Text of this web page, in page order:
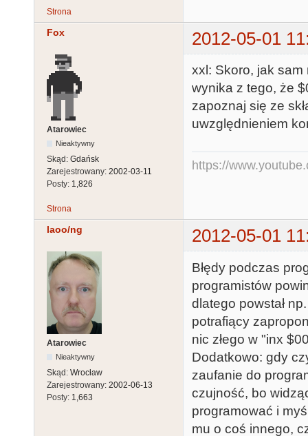
Strona
Fox 2012-05-01
Atarowiec
Nieaktywny
Skąd: Gdańsk
Zarejestrowany: 2002-03-11
Posty: 1,826
xxl: Skoro, jak sam
wynika z tego, że
zapoznaj się ze
uwzględnieniem
https://
Strona
laoo/ng 2012-05-01
Atarowiec
Nieaktywny
Skąd: Wrocław
Zarejestrowany: 2002-06-13
Posty: 1,663
Błędy podczas
programistów
dlatego powstał
potrafiący
nic złego w "inx
Dodatkowo: gdy
zaufanie do
czujność, bo
programować i
mu o coś innego,